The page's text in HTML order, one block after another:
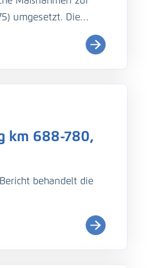
umgesetzt. Die
vor und nach
sollten
Ufers
und eine
den Maßnahmen
(MNW).
km 688-780,
behandelt die